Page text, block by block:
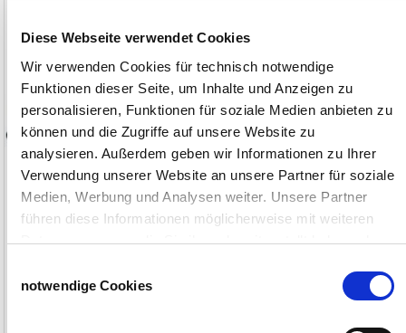
Diese Webseite verwendet Cookies
Wir verwenden Cookies für technisch notwendige
Funktionen dieser Seite, um Inhalte und Anzeigen zu
personalisieren, Funktionen für soziale Medien anbieten zu
können und die Zugriffe auf unsere Website zu
analysieren. Außerdem geben wir Informationen zu Ihrer
Verwendung unserer Website an unsere Partner für soziale
Medien, Werbung und Analysen weiter. Unsere Partner
führen diese Informationen möglicherweise mit weiteren
Daten zusammen, die Sie ihnen bereitgestellt haben oder
haben.
notwendige Cookies